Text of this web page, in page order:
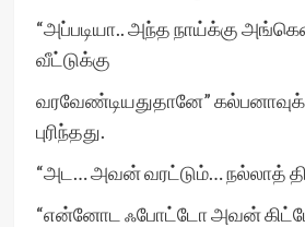
“அப்படியா.. அந்த நாய்க்கு
வீட்டுக்கு
வரவேண்டியதுதானே”
புரிந்தது.
“அட… அவன் வரட்டும்… நல்லாத்
“என்னோட ஃபோட்டோ அவன் கிட்டே